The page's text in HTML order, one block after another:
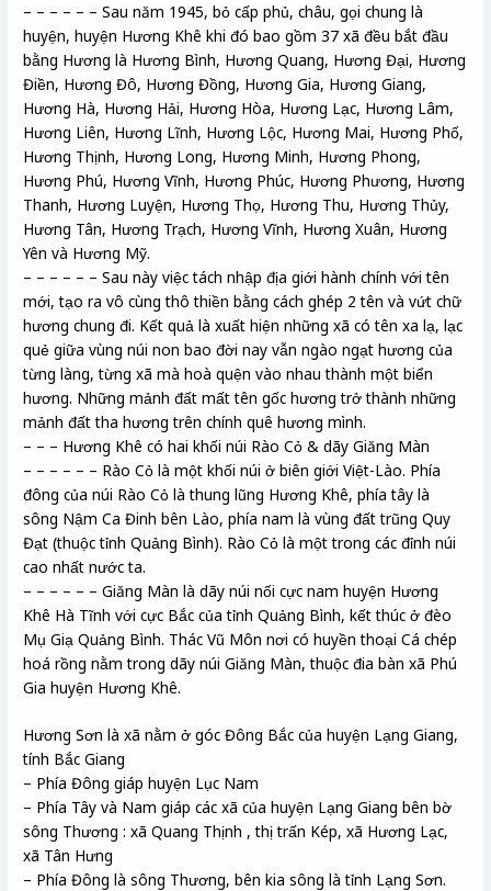
– – – – – – Sau năm 1945, bỏ cấp phủ, châu, gọi chung là
huyện, huyện Hương Khê khi đó bao gồm 37 xã đều bắt đầu
bằng Hương là Hương Bình, Hương Quang, Hương Đại, Hương
Điền, Hương Đô, Hương Đồng, Hương Gia, Hương Giang,
Hương Hà, Hương Hải, Hương Hòa, Hương Lạc, Hương Lâm,
Hương Liên, Hương Lĩnh, Hương Lộc, Hương Mai, Hương Phố,
Hương Thịnh, Hương Long, Hương Minh, Hương Phong,
Hương Phú, Hương Vĩnh, Hương Phúc, Hương Phương, Hương
Thanh, Hương Luyện, Hương Thọ, Hương Thu, Hương Thủy,
Hương Tân, Hương Trạch, Hương Vĩnh, Hương Xuân, Hương
Yên và Hương Mỹ.
– – – – – – Sau này việc tách nhập địa giới hành chính với tên
mới, tạo ra vô cùng thô thiền bằng cách ghép 2 tên và vứt chữ
hương chung đi. Kết quả là xuất hiện những xã có tên xa lạ, lạc
quẻ giữa vùng núi non bao đời nay vẫn ngào ngạt hương của
từng làng, từng xã mà hoà quện vào nhau thành một biển
hương. Những mảnh đất mất tên gốc hương trở thành những
mảnh đất tha hương trên chính quê hương mình.
– – – Hương Khê có hai khối núi Rào Cỏ & dãy Giăng Màn
– – – – – – Rào Cỏ là một khối núi ở biên giới Việt-Lào. Phía
đông của núi Rào Cỏ là thung lũng Hương Khê, phía tây là
sông Nậm Ca Đinh bên Lào, phía nam là vùng đất trũng Quy
Đạt (thuộc tỉnh Quảng Bình). Rào Cỏ là một trong các đỉnh núi
cao nhất nước ta.
– – – – – – Giăng Màn là dãy núi nối cực nam huyện Hương
Khê Hà Tĩnh với cực Bắc của tỉnh Quảng Bình, kết thúc ở đèo
Mụ Giạ Quảng Bình. Thác Vũ Môn nơi có huyền thoại Cá chép
hoá rồng nằm trong dãy núi Giăng Màn, thuộc đia bàn xã Phú
Gia huyện Hương Khê.
Hương Sơn là xã nằm ở góc Đông Bắc của huyện Lạng Giang,
tính Bắc Giang
– Phía Đông giáp huyện Lục Nam
– Phía Tây và Nam giáp các xã của huyện Lạng Giang bên bờ
sông Thương : xã Quang Thịnh , thị trấn Kép, xã Hương Lạc,
xã Tân Hưng
– Phía Đông là sông Thương, bên kia sông là tỉnh Lạng Sơn.